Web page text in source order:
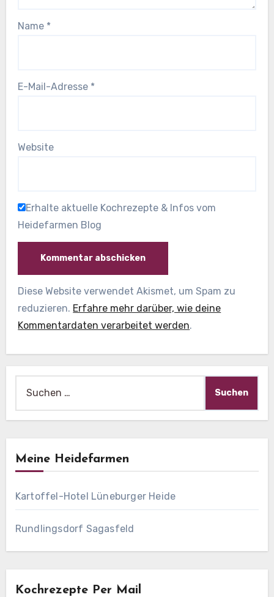
Name *
E-Mail-Adresse *
Website
Erhalte aktuelle Kochrezepte & Infos vom
Heidefarmen Blog
Diese Website verwendet Akismet, um Spam zu
reduzieren. Erfahre mehr darüber, wie deine
Kommentardaten verarbeitet werden.
nach:
Meine Heidefarmen
Kartoffel-Hotel Lüneburger Heide
Rundlingsdorf Sagasfeld
Kochrezepte Per Mail